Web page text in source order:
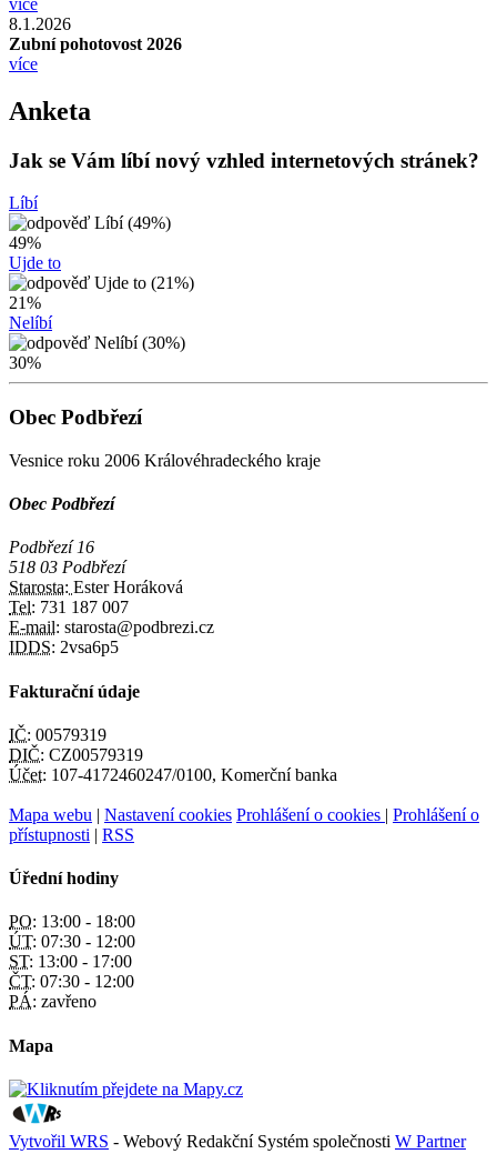
8.1.2026
Zubní pohotovost 2026
více
Anketa
Jak se Vám líbí nový vzhled internetových stránek?
Líbí
49%
Ujde to
21%
Nelíbí
30%
Obec Podbřezí
Vesnice roku 2006 Královéhradeckého kraje
Obec Podbřezí
Podbřezí 16
518 03 Podbřezí
Starosta: Ester Horáková
Tel: 731 187 007
E-mail: starosta@podbrezi.cz
IDDS: 2vsa6p5
Fakturační údaje
IČ: 00579319
DIČ: CZ00579319
Účet: 107-4172460247/0100, Komerční banka
Mapa webu | Nastavení cookies Prohlášení o cookies | Prohlášení o
přístupnosti | RSS
Úřední hodiny
PO: 13:00 - 18:00
ÚT: 07:30 - 12:00
ST: 13:00 - 17:00
ČT: 07:30 - 12:00
PÁ: zavřeno
Mapa
Vytvořil WRS - Webový Redakční Systém společnosti W Partner